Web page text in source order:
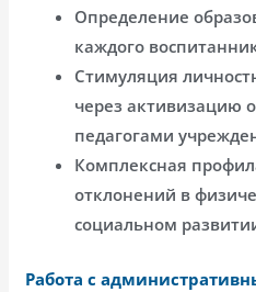
Определение
каждого
Стимуляция
через активизацию
педагогами
Комплексная
отклонений в
социальном
Работа с